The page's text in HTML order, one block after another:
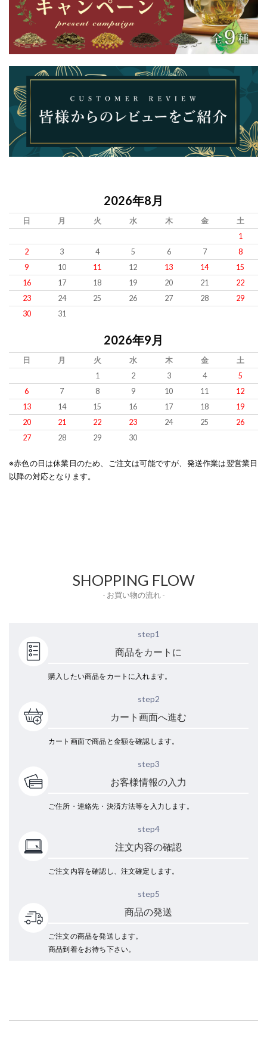
2026年8月
日 月 火 水 木 金
土
1
2
3 4 5 6 7
8
9
10 11 12 13 14
15
16
17 18 19 20 21
22
23
24 25 26 27 28
29
30
31
2026年9月
日 月 火 水 木 金
土
1
2 3 4
5
6
7 8 9 10 11
12
13
14 15 16 17 18
19
20
21 22 23 24 25
26
27
28 29 30
※赤色の日は休業日のため、ご注文は可能ですが、発送作業は翌営業日
以降の対応となります。
SHOPPING FLOW
- お買い物の流れ -
step1
商品をカートに
購入したい商品をカートに入れます。
step2
カート画面へ進む
カート画面で商品と金額を確認します。
step3
お客様情報の入力
ご住所・連絡先・決済方法等を入力します。
step4
注文内容の確認
ご注文内容を確認し、注文確定します。
step5
商品の発送
ご注文の商品を発送します。
商品到着をお待ち下さい。